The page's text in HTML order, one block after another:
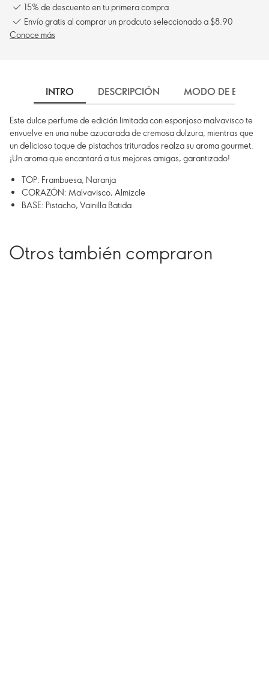
15% de descuento en tu primera compra
Envío gratis al comprar un prodcuto seleccionado a $8.90
Conoce más
INTRO DESCRIPCIÓN MODO DE EMPLEO
Este dulce perfume de edición limitada con esponjoso malvavisco te
envuelve en una nube azucarada de cremosa dulzura, mientras que
un delicioso toque de pistachos triturados realza su aroma gourmet.
¡Un aroma que encantará a tus mejores amigas, garantizado!
TOP: Frambuesa, Naranja
CORAZÓN: Malvavisco, Almizcle
BASE: Pistacho, Vainilla Batida
Otros también compraron